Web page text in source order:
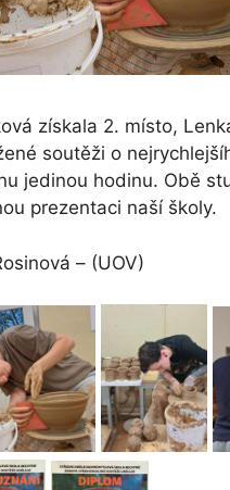
získala 2. místo,
soutěži o
jedinou hodinu. Obě
prezentaci naší školy.
– (UOV)